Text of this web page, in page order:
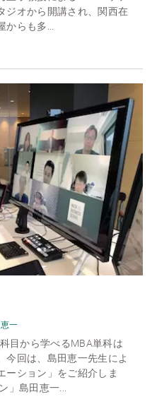
ジオから開講され、関西在
らも多...
一
目から学べるMBA単科は
今回は、島田恵一先生によ
ーション」をご紹介しま
」島田恵一...